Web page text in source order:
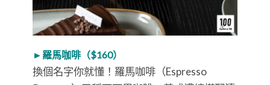
►羅馬咖啡（$160）
換個名字你就懂！羅馬咖啡（Espresso